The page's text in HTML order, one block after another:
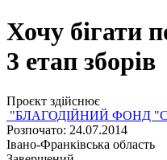
Хочу бігати
3 етап зборів
Проєкт здійснює
"БЛАГОДІЙНИЙ ФОНД
Розпочато: 24.07.2014
Івано-Франківська область